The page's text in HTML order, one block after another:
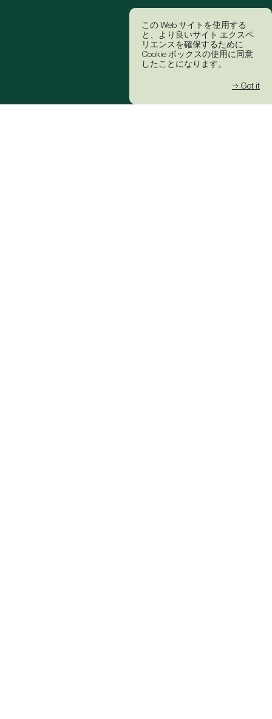
この Web サイトを使用する
と、より良いサイト エクスペ
リエンスを確保するために
Cookie ボックスの使用に同意
したことになります。
→ Got it